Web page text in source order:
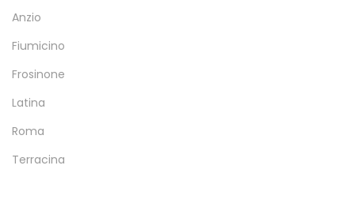
Anzio
Fiumicino
Frosinone
Latina
Roma
Terracina